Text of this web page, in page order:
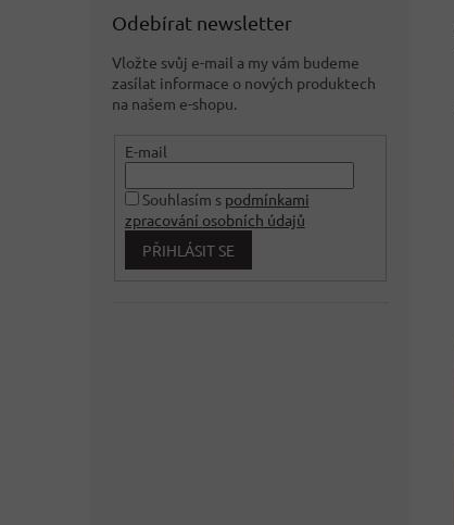
Odebírat newsletter
Vložte svůj e-mail a my vám budeme
zasílat informace o nových produktech
na našem e-shopu.
E-mail
Souhlasím s podmínkami
zpracování osobních údajů
PŘIHLÁSIT SE